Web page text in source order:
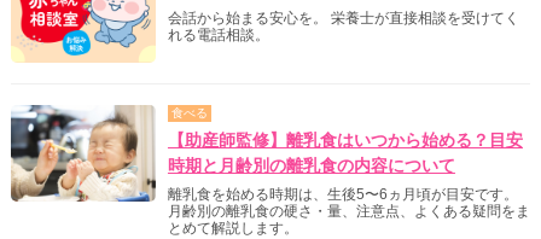
会話から始まる安心を。 栄養士が直接相談を受けてく
れる電話相談。
食べる
【助産師監修】離乳食はいつから始める？目安
時期と月齢別の離乳食の内容について
離乳食を始める時期は、生後5〜6ヵ月頃が目安です。
月齢別の離乳食の硬さ・量、注意点、よくある疑問をま
とめて解説します。